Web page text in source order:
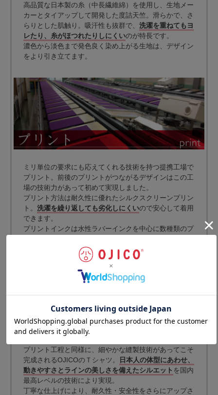
高品質な日本製の糸（中長繊維綿）を使用し、生地メー
カーとタイアップして開発した度詰天竺。滑らかで、さ
らりとした肌触り。吸汗性も抜群で、 洗濯を重ねてもヨ
レたり、糸がほつれたりしにくいのが特長です。
濃色から淡色まで発色良く染め上がる生地は、デザイン
をより引き立てます。
ミリ単位の要求にも応えてくれる技術を持つ提携工場で
プリント。前後のプリントがつながるデザインはこの工
場の技術力があって初めて実現しました。
プリント方法は耐久性に優れたシルクスクリーンプリン
ト。 洗濯を繰り返しても劣化しにくいので安心して着用
できます。
プリントインクは水性ラバーインクを中心に数種類のプ
プリント工程と同様に、細やかな縫製技術があってこそ
完成されるOJICOのＴシャツ。
日本人の体型にあわせ、
動きやすさとラインの美しさを備えたシルエット を国内
最高レベルの技術により実現。
丁寧な仕上げにより、耐久性・安全性をさらにアップさ